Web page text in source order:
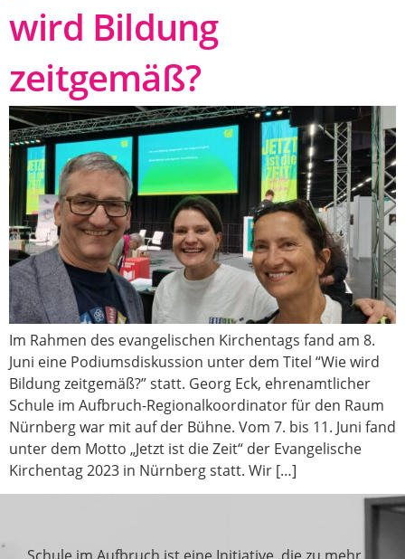
wird Bildung
zeitgemäß?
Im Rahmen des evangelischen Kirchentags fand am 8.
Juni eine Podiumsdiskussion unter dem Titel “Wie wird
Bildung zeitgemäß?” statt. Georg Eck, ehrenamtlicher
Schule im Aufbruch-Regionalkoordinator für den Raum
Nürnberg war mit auf der Bühne. Vom 7. bis 11. Juni fand
unter dem Motto „Jetzt ist die Zeit“ der Evangelische
Kirchentag 2023 in Nürnberg statt. Wir […]